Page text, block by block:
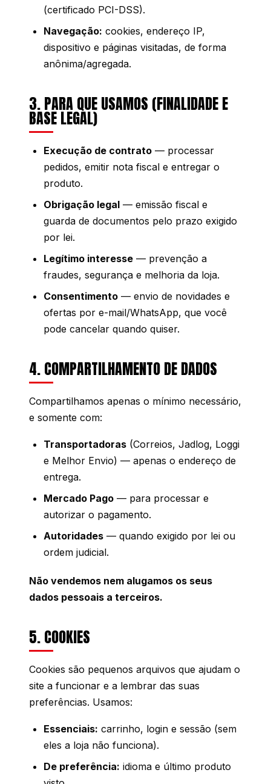
(certificado PCI-DSS).
Navegação: cookies, endereço IP,
dispositivo e páginas visitadas, de forma
anônima/agregada.
3. PARA QUE USAMOS (FINALIDADE E
BASE LEGAL)
Execução de contrato — processar
pedidos, emitir nota fiscal e entregar o
produto.
Obrigação legal — emissão fiscal e
guarda de documentos pelo prazo exigido
por lei.
Legítimo interesse — prevenção a
fraudes, segurança e melhoria da loja.
Consentimento — envio de novidades e
ofertas por e-mail/WhatsApp, que você
pode cancelar quando quiser.
4. COMPARTILHAMENTO DE DADOS
Compartilhamos apenas o mínimo necessário,
e somente com:
Transportadoras (Correios, Jadlog, Loggi
e Melhor Envio) — apenas o endereço de
entrega.
Mercado Pago — para processar e
autorizar o pagamento.
Autoridades — quando exigido por lei ou
ordem judicial.
Não vendemos nem alugamos os seus
dados pessoais a terceiros.
5. COOKIES
Cookies são pequenos arquivos que ajudam o
site a funcionar e a lembrar das suas
preferências. Usamos:
Essenciais: carrinho, login e sessão (sem
eles a loja não funciona).
De preferência: idioma e último produto